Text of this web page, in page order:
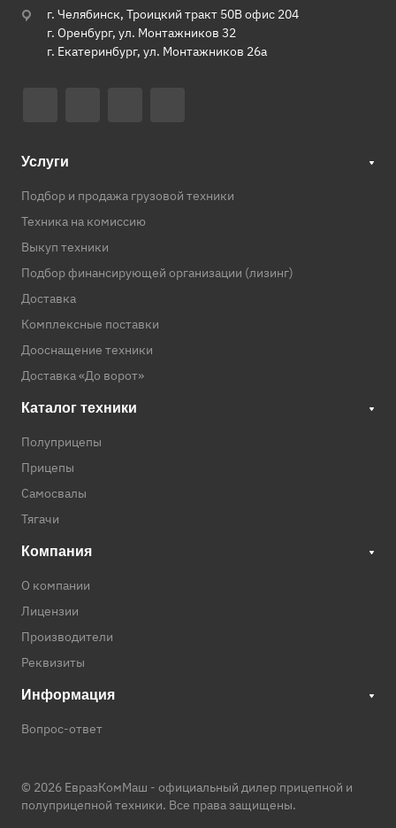
г. Челябинск, Троицкий тракт 50В офис 204
г. Оренбург, ул. Монтажников 32
г. Екатеринбург, ул. Монтажников 26а
Услуги
Подбор и продажа грузовой техники
Техника на комиссию
Выкуп техники
Подбор финансирующей организации (лизинг)
Доставка
Комплексные поставки
Дооснащение техники
Доставка «До ворот»
Каталог техники
Полуприцепы
Прицепы
Самосвалы
Тягачи
Компания
О компании
Лицензии
Производители
Реквизиты
Информация
Вопрос-ответ
© 2026 ЕвразКомМаш - официальный дилер прицепной и
полуприцепной техники. Все права защищены.